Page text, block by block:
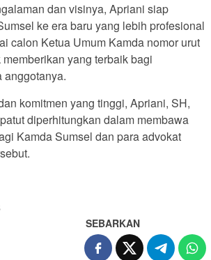
dan visinya, Apriani siap
ke era baru yang lebih profesional
calon Ketua Umum Kamda nomor urut
yang terbaik bagi
anggotanya.
komitmen yang tinggi, Apriani, SH,
diperhitungkan dalam membawa
Kamda Sumsel dan para advokat
SEBARKAN